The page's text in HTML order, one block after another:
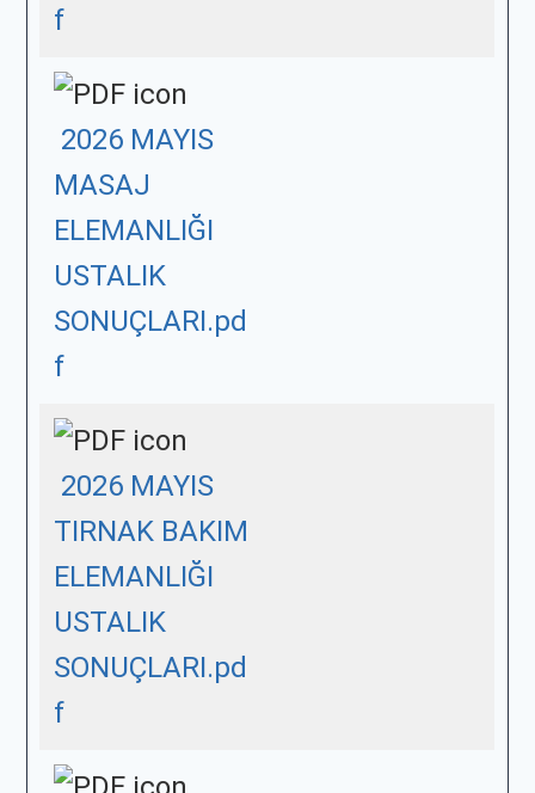
f
2026 MAYIS
MASAJ
ELEMANLIĞI
USTALIK
SONUÇLARI.pd
f
2026 MAYIS
TIRNAK BAKIM
ELEMANLIĞI
USTALIK
SONUÇLARI.pd
f